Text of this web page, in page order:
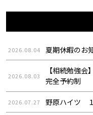
2026.08.04 夏期休暇のお
2026.08.03
【相続勉強
完全予約制
2026.07.27 野原ハイツ